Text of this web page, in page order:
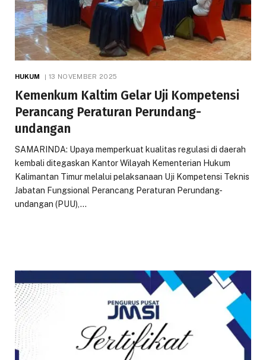
HUKUM 13 NOVEMBER 2025
Kemenkum Kaltim Gelar Uji Kompetensi
Perancang Peraturan Perundang-
undangan
SAMARINDA: Upaya memperkuat kualitas regulasi di daerah
kembali ditegaskan Kantor Wilayah Kementerian Hukum
Kalimantan Timur melalui pelaksanaan Uji Kompetensi Teknis
Jabatan Fungsional Perancang Peraturan Perundang-
undangan (PUU),…